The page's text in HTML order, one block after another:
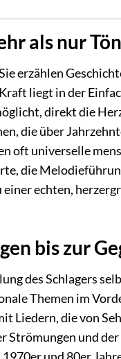
als nur
erzählen
liegt in der
direkt die
die über
oft universelle
die
echten,
bis zur
des Schlagers
Themen im
Liedern, die von
Strömungen und